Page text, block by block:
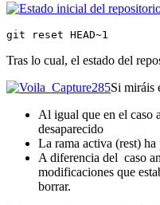
git reset HEAD~1
Tras lo cual, el estado del
Si miráis
Al igual que en el caso
desaparecido
La rama activa (rest)
A diferencia del caso
modificaciones que
borrar.